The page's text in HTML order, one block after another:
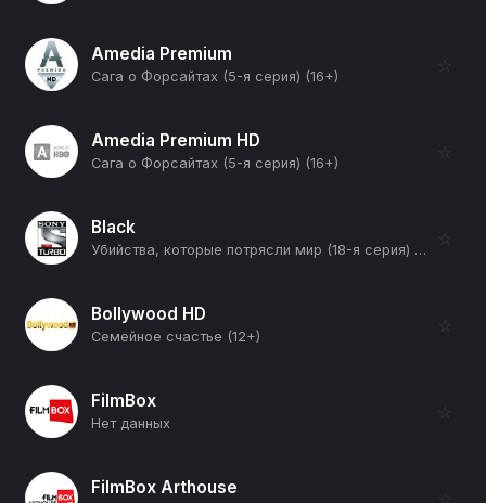
Amedia Premium
Сага о Форсайтах (5-я серия) (16+)
☆
Amedia Premium HD
Сага о Форсайтах (5-я серия) (16+)
☆
Black
Убийства, которые потрясли мир (18-я серия) (12+)
☆
Bollywood HD
Семейное счастье (12+)
☆
FilmBox
Нет данных
☆
FilmBox Arthouse ☆